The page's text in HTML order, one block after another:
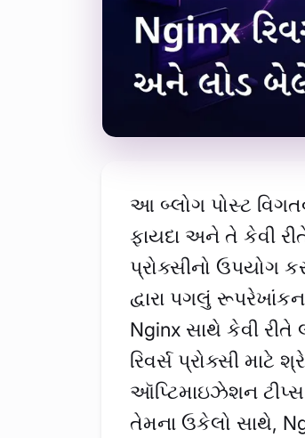
આ બ્લોગ પોસ્ટ
ફાયદા અને તે કેવી
પ્રોક્સીનો ઉપયોગ
દ્વારા પગલું
Nginx સાથે કેવી
રિવર્સ પ્રોક્સી માટે
ઑપ્ટિમાઇઝેશન
તેમના ઉકેલો સાથે,